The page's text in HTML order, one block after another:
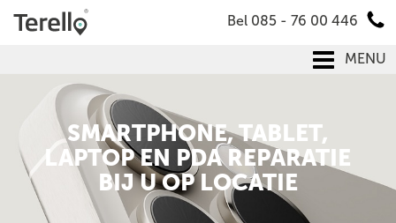
Bel 085 - 76 00 446
MENU
SMARTPHONE, TABLET,
LAPTOP EN PDA REPARATIE
BIJ U OP LOCATIE